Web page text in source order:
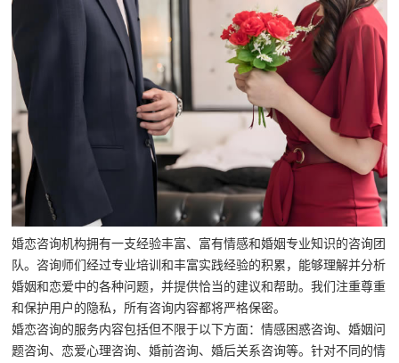
婚恋咨询机构拥有一支经验丰富、富有情感和婚姻专业知识的咨询团
队。咨询师们经过专业培训和丰富实践经验的积累，能够理解并分析
婚姻和恋爱中的各种问题，并提供恰当的建议和帮助。我们注重尊重
和保护用户的隐私，所有咨询内容都将严格保密。
婚恋咨询的服务内容包括但不限于以下方面：情感困惑咨询、婚姻问
题咨询、恋爱心理咨询、婚前咨询、婚后关系咨询等。针对不同的情